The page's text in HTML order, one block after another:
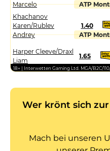
Marcelo
ATP
Khachanov
Karen/Rublev
Andrey
1.40
ATP
Harper Cleeve/Draxl
Liam
1.65
18+ | Interwetten Gaming Ltd. MGA/B2C/